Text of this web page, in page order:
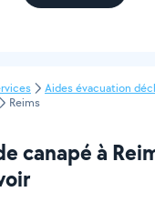
Aides évacuation
Reims
canapé à